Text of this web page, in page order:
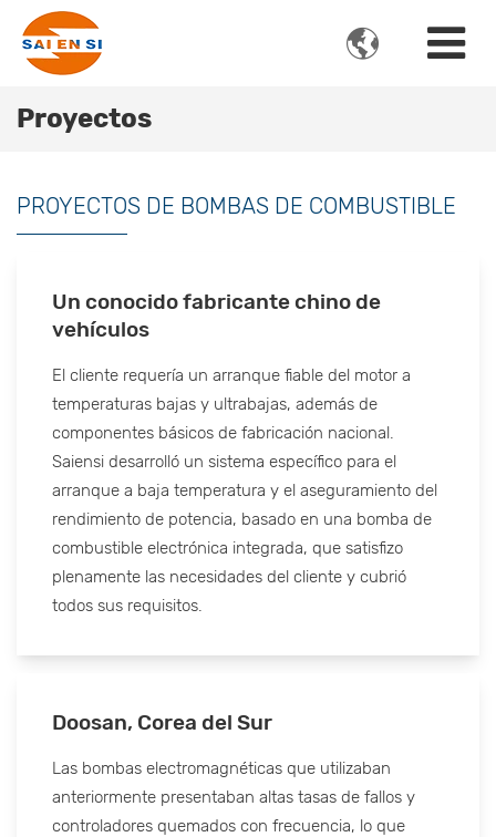

Proyectos
PROYECTOS DE BOMBAS DE COMBUSTIBLE
Un conocido fabricante chino de
vehículos
El cliente requería un arranque fiable del motor a
temperaturas bajas y ultrabajas, además de
componentes básicos de fabricación nacional.
Saiensi desarrolló un sistema específico para el
arranque a baja temperatura y el aseguramiento del
rendimiento de potencia, basado en una bomba de
combustible electrónica integrada, que satisfizo
plenamente las necesidades del cliente y cubrió
todos sus requisitos.
Doosan, Corea del Sur
Las bombas electromagnéticas que utilizaban
anteriormente presentaban altas tasas de fallos y
controladores quemados con frecuencia, lo que